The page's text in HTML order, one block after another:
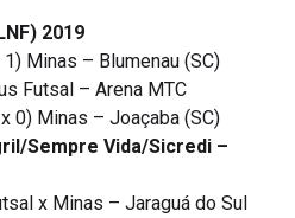
2019
Minas – Blumenau (SC)
Futsal – Arena MTC
0) Minas – Joaçaba (SC)
Sempre Vida/Sicredi –
x Minas – Jaraguá do Sul